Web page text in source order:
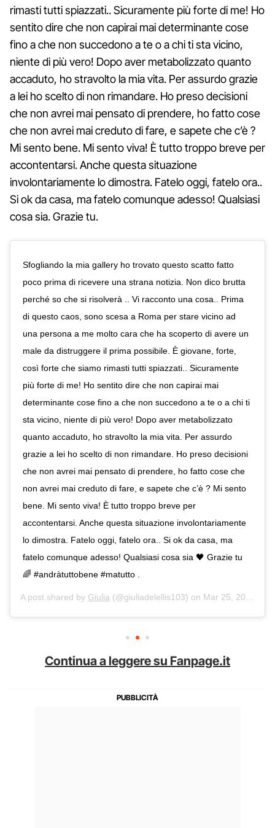
rimasti tutti spiazzati.. Sicuramente più forte di me! Ho
sentito dire che non capirai mai determinante cose
fino a che non succedono a te o a chi ti sta vicino,
niente di più vero! Dopo aver metabolizzato quanto
accaduto, ho stravolto la mia vita. Per assurdo grazie
a lei ho scelto di non rimandare. Ho preso decisioni
che non avrei mai pensato di prendere, ho fatto cose
che non avrei mai creduto di fare, e sapete che c’è ?
Mi sento bene. Mi sento viva! È tutto troppo breve per
accontentarsi. Anche questa situazione
involontariamente lo dimostra. Fatelo oggi, fatelo ora..
Si ok da casa, ma fatelo comunque adesso! Qualsiasi
cosa sia. Grazie tu.
Sfogliando la mia gallery ho trovato questo scatto fatto
poco prima di ricevere una strana notizia. Non dico brutta
perché so che si risolverà .. Vi racconto una cosa.. Prima
di questo caos, sono scesa a Roma per stare vicino ad
una persona a me molto cara che ha scoperto di avere un
male da distruggere il prima possibile. È giovane, forte,
così forte che siamo rimasti tutti spiazzati.. Sicuramente
più forte di me! Ho sentito dire che non capirai mai
determinante cose fino a che non succedono a te o a chi ti
sta vicino, niente di più vero! Dopo aver metabolizzato
quanto accaduto, ho stravolto la mia vita. Per assurdo
grazie a lei ho scelto di non rimandare. Ho preso decisioni
che non avrei mai pensato di prendere, ho fatto cose che
non avrei mai creduto di fare, e sapete che c’è ? Mi sento
bene. Mi sento viva! È tutto troppo breve per
accontentarsi. Anche questa situazione involontariamente
lo dimostra. Fatelo oggi, fatelo ora.. Si ok da casa, ma
fatelo comunque adesso! Qualsiasi cosa sia 🖤 Grazie tu
🌈 #andràtuttobene #matutto .
A post shared by Giulia (@giuliadelellis103) on Mar 25, 2020 at 10:11am PDT
Continua a leggere su Fanpage.it